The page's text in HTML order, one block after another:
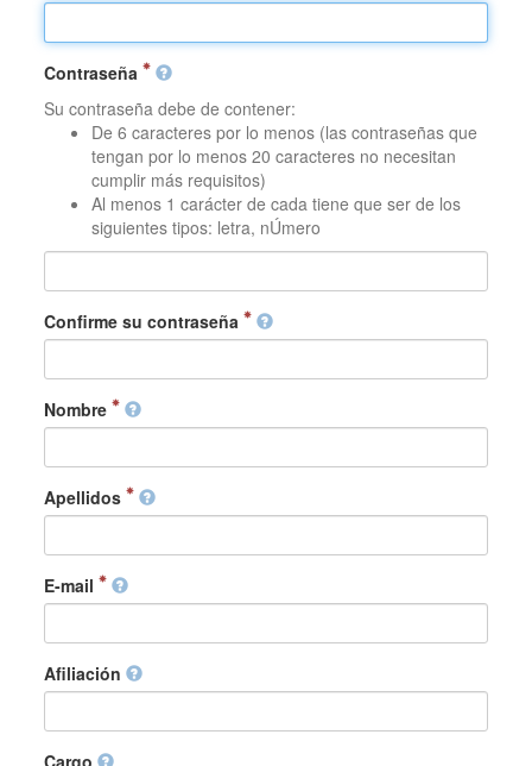
Contraseña
Su contraseña debe de contener:
De 6 caracteres por lo menos (las contraseñas que
tengan por lo menos 20 caracteres no necesitan
cumplir más requisitos)
Al menos 1 carácter de cada tiene que ser de los
siguientes tipos: letra, nÚmero
Confirme su contraseña
Nombre
Apellidos
E-mail
Afiliación
Cargo